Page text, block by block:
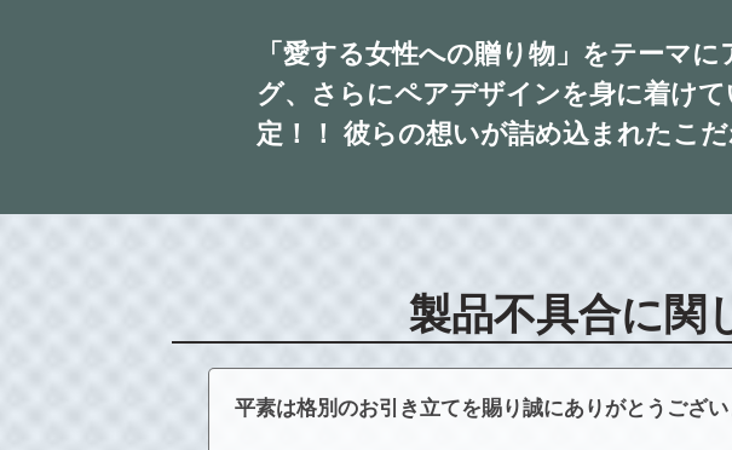
「愛する女性への贈り物」をテーマ
グ、さらにペアデザインを身に着け
定！！ 彼らの想いが詰め込まれたこ
製品不具合に関
平素は格別のお引き立てを賜り誠にありがとうござい